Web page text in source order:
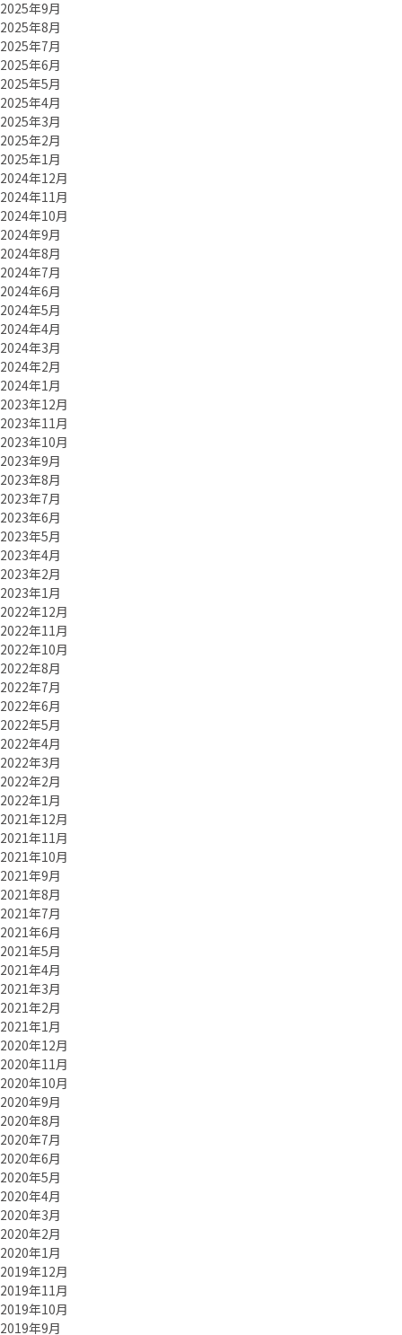
2025年9月
2025年8月
2025年7月
2025年6月
2025年5月
2025年4月
2025年3月
2025年2月
2025年1月
2024年12月
2024年11月
2024年10月
2024年9月
2024年8月
2024年7月
2024年6月
2024年5月
2024年4月
2024年3月
2024年2月
2024年1月
2023年12月
2023年11月
2023年10月
2023年9月
2023年8月
2023年7月
2023年6月
2023年5月
2023年4月
2023年2月
2023年1月
2022年12月
2022年11月
2022年10月
2022年8月
2022年7月
2022年6月
2022年5月
2022年4月
2022年3月
2022年2月
2022年1月
2021年12月
2021年11月
2021年10月
2021年9月
2021年8月
2021年7月
2021年6月
2021年5月
2021年4月
2021年3月
2021年2月
2021年1月
2020年12月
2020年11月
2020年10月
2020年9月
2020年8月
2020年7月
2020年6月
2020年5月
2020年4月
2020年3月
2020年2月
2020年1月
2019年12月
2019年11月
2019年10月
2019年9月